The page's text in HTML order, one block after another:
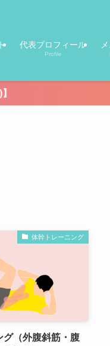
代表プロフィール
Profile
体幹トレーニング
グ（外腹斜筋・腹